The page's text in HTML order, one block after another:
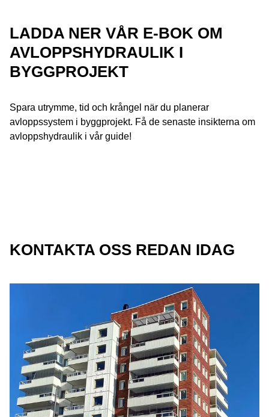
LADDA NER VÅR E-BOK OM
AVLOPPSHYDRAULIK I
BYGGPROJEKT
Spara utrymme, tid och krångel när du planerar
avloppssystem i byggprojekt. Få de senaste insikterna om
avloppshydraulik i vår guide!
KONTAKTA OSS REDAN IDAG